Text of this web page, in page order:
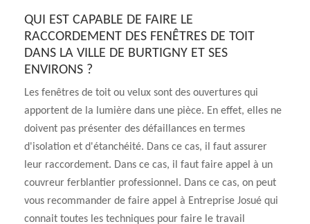
QUI EST CAPABLE DE FAIRE LE
RACCORDEMENT DES FENÊTRES DE TOIT
DANS LA VILLE DE BURTIGNY ET SES
ENVIRONS ?
Les fenêtres de toit ou velux sont des ouvertures qui
apportent de la lumière dans une pièce. En effet, elles ne
doivent pas présenter des défaillances en termes
d'isolation et d'étanchéité. Dans ce cas, il faut assurer
leur raccordement. Dans ce cas, il faut faire appel à un
couvreur ferblantier professionnel. Dans ce cas, on peut
vous recommander de faire appel à Entreprise Josué qui
connait toutes les techniques pour faire le travail